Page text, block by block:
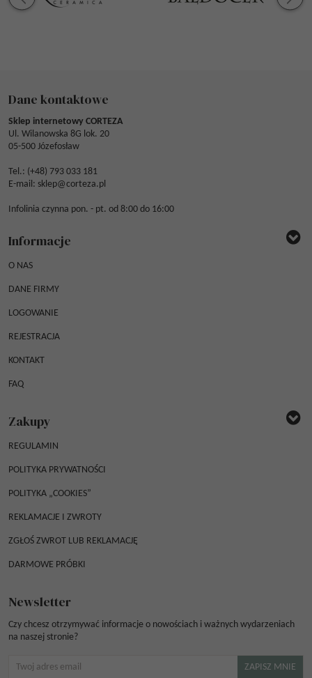
Dane kontaktowe
Sklep internetowy CORTEZA
Ul. Wilanowska 8G lok. 20
05-500 Józefosław
Tel.: (+48) 793 033 181
E-mail: sklep@corteza.pl
Infolinia czynna pon. - pt. od 8:00 do 16:00
Informacje
O NAS
DANE FIRMY
LOGOWANIE
REJESTRACJA
KONTAKT
FAQ
Zakupy
REGULAMIN
POLITYKA PRYWATNOŚCI
POLITYKA „COOKIES”
REKLAMACJE I ZWROTY
ZGŁOŚ ZWROT LUB REKLAMACJĘ
DARMOWE PRÓBKI
Newsletter
Czy chcesz otrzymywać informacje o nowościach i ważnych wydarzeniach
na naszej stronie?